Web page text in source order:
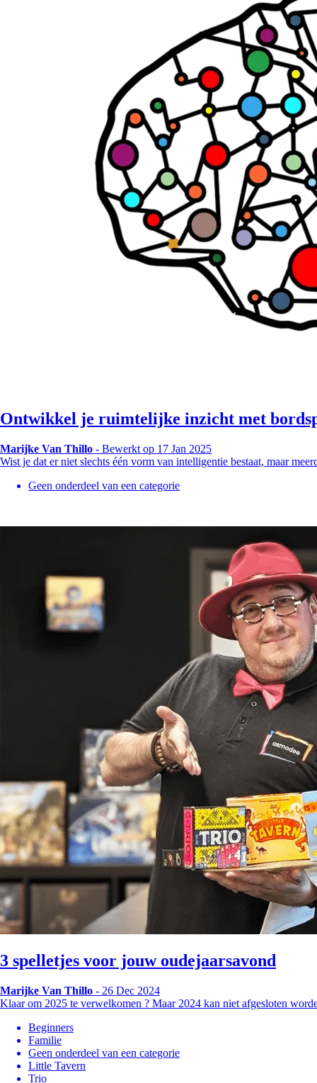
Ontwikkel je ruimtelijke inzicht met
Marijke Van Thillo - Bewerkt op 17 Jan 2025
Wist je dat er niet slechts één vorm van intelligentie bestaat, maar
Geen onderdeel van een categorie
3 spelletjes voor jouw oudejaarsavond
Marijke Van Thillo - 26 Dec 2024
Klaar om 2025 te verwelkomen ? Maar 2024 kan niet afgesloten
Beginners
Familie
Geen onderdeel van een categorie
Little Tavern
Trio